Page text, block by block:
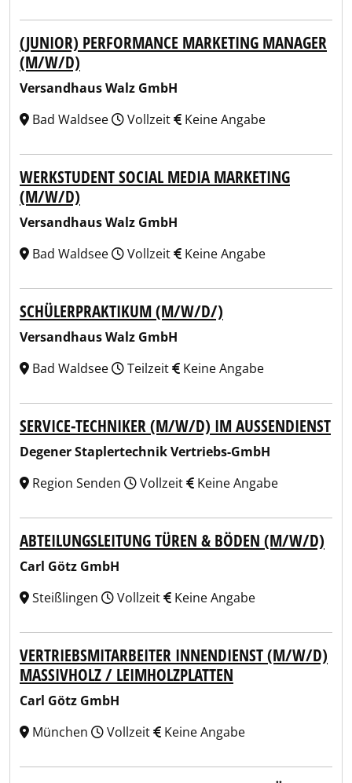
(JUNIOR) PERFORMANCE MARKETING MANAGER
(M/W/D)
Versandhaus Walz GmbH
Bad Waldsee
Vollzeit Keine Angabe
WERKSTUDENT SOCIAL MEDIA MARKETING
(M/W/D)
Versandhaus Walz GmbH
Bad Waldsee
Vollzeit Keine Angabe
SCHÜLERPRAKTIKUM (M/W/D/)
Versandhaus Walz GmbH
Bad Waldsee
Teilzeit Keine Angabe
SERVICE-TECHNIKER (M/W/D) IM AUSSENDIENST
Degener Staplertechnik Vertriebs-GmbH
Region Senden
Vollzeit Keine Angabe
ABTEILUNGSLEITUNG TÜREN & BÖDEN (M/W/D)
Carl Götz GmbH
Steißlingen
Vollzeit Keine Angabe
VERTRIEBSMITARBEITER INNENDIENST (M/W/D)
MASSIVHOLZ / LEIMHOLZPLATTEN
Carl Götz GmbH
München
Vollzeit Keine Angabe